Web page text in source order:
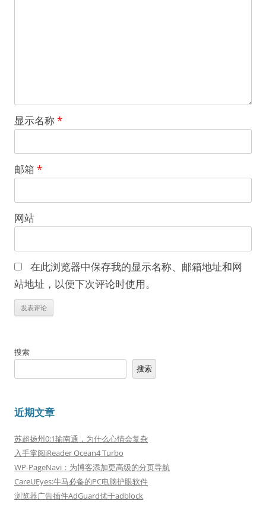
显示名称*
邮箱 *
网站
在此浏览器中保存我的显示名称、邮箱地址和网
站地址，以便下次评论时使用。
搜索
搜索
近期文章
苏超扬州0:1输南通，为什么心情会复杂
入手掌阅iReader Ocean4 Turbo
WP-PageNavi：为博客添加更高级的分页导航
CareUEyes:牛马必备的PC电脑护眼软件
浏览器广告插件AdGuard优于adblock